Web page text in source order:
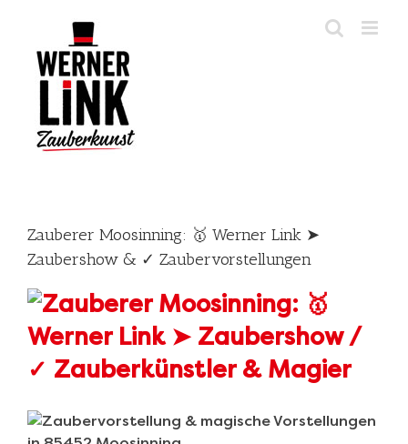
content
Zauberer Moosinning: 🥇 Werner Link ➤
Zaubershow & ✓ Zaubervorstellungen